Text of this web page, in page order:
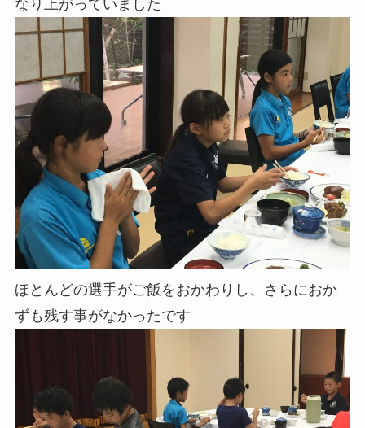
なり上がっていました
ほとんどの選手がご飯をおかわりし、さらにおか
ずも残す事がなかったです